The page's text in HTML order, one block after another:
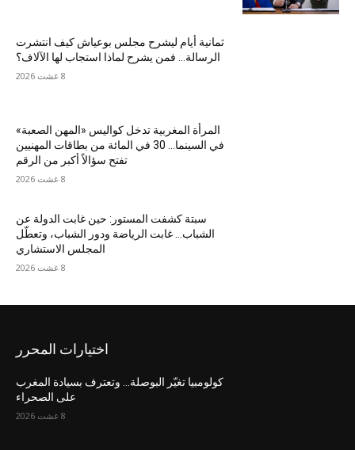
ثمانية أيام ليشرح مجلس بوعياش كيف انتشرت
الرسالة… فمن يشرح لماذا استجاب لها الآلاف؟
8 غشت 2026
المرأة المغربية تدخل كواليس «المهن الصعبة»
في السينما… 30 في المائة من بطاقات المهنيين
تفتح سؤالاً أكبر من الرقم
8 غشت 2026
سبتة كشفت المستور: حين غابت الدولة عن
الشباب… غابت الرياضة ودور الشباب، وتعطّل
المجلس الاستشاري
8 غشت 2026
اختيارات المحرر
كولومبيا تغيّر البوصلة… وتعترف بسيادة المغرب
على الصحراء
8 غشت 2026